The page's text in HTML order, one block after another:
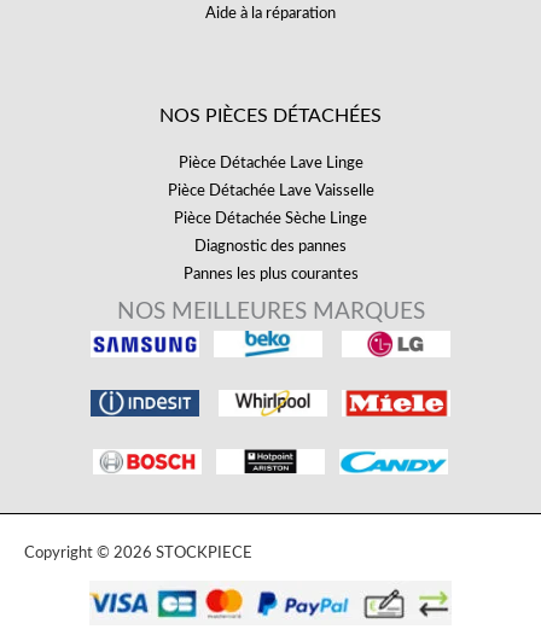
Aide à la réparation
NOS PIÈCES DÉTACHÉES
Pièce Détachée Lave Linge
Pièce Détachée Lave Vaisselle
Pièce Détachée Sèche Linge
Diagnostic des pannes
Pannes les plus courantes
NOS MEILLEURES MARQUES
Copyright © 2026 STOCKPIECE